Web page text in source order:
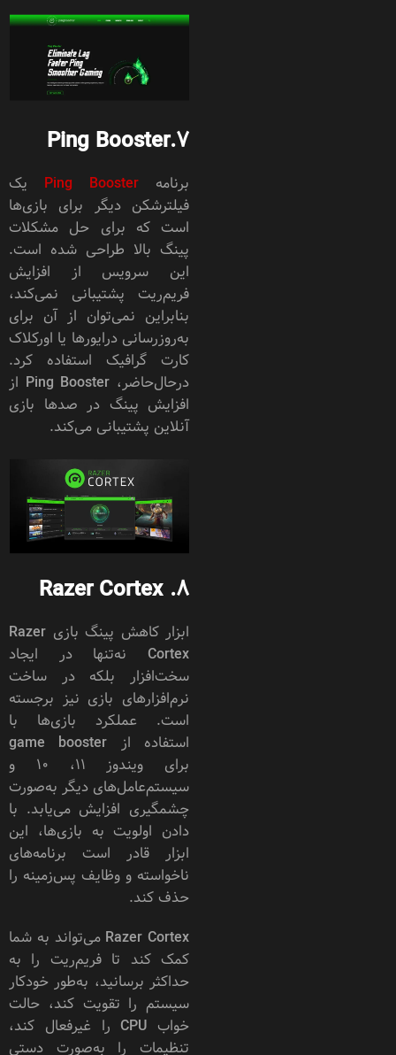
7.
Ping Booster
برنامه Ping Booster
یک
فیلترشکن دیگر برای بازی‌ها
است که برای حل مشکلات
پینگ بالا طراحی شده است.
این سرویس از افزایش
فریم‌ریت پشتیبانی نمی‌کند،
بنابراین نمی‌توان از آن برای
به‌روزرسانی درایورها یا اورکلاک
کارت گرافیک استفاده کرد.
درحال‌حاضر، Ping Booster از
افزایش پینگ در صدها بازی
آنلاین پشتیبانی می‌کند.
8.
Razer Cortex
ابزار کاهش پینگ بازی Razer
Cortex نه‌تنها در ایجاد
سخت‌افزار بلکه در ساخت
نرم‌افزارهای بازی نیز برجسته
است. عملکرد بازی‌ها با
استفاده از game booster
برای ویندوز ۱۱، ۱۰ و
سیستم‌عامل‌های دیگر به‌صورت
چشمگیری افزایش می‌یابد. با
دادن اولویت به بازی‌ها، این
ابزار قادر است برنامه‌های
ناخواسته و وظایف پس‌زمینه را
حذف کند.
Razer Cortex می‌تواند به شما
کمک کند تا فریم‌ریت را به
حداکثر برسانید، به‌طور خودکار
سیستم را تقویت کند، حالت
خواب CPU را غیرفعال کند،
تنظیمات را به‌صورت دستی